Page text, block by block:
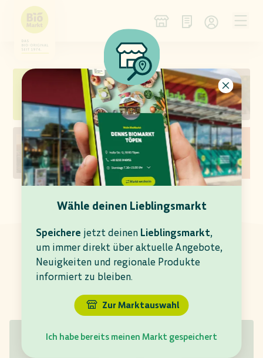
NEU IM SORTIMENT WEIN DES MONATS
KÄSE DER WOCHE ANGEBOTS-VORSCHAU
AKTUELLE ANGEBOTE
In deinem Denns BioMarkt Reutlingen gültig bis
11.08.2026
Wähle deinen Lieblingsmarkt
Speichere jetzt deinen Lieblingsmarkt,
um immer direkt über aktuelle Angebote,
Neuigkeiten und regionale Produkte
informiert zu bleiben.
Zur Marktauswahl
Ich habe bereits meinen Markt gespeichert